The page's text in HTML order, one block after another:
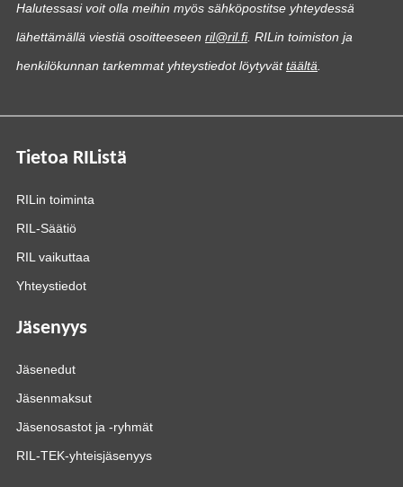
Halutessasi voit olla meihin myös sähköpostitse yhteydessä
lähettämällä viestiä osoitteeseen ril@ril.fi. RILin toimiston ja
henkilökunnan tarkemmat yhteystiedot löytyvättäältä
Tietoa RIListä
RILin toiminta
RIL-Säätiö
RIL vaikuttaa
Yhteystiedot
Jäsenyys
Jäsenedut
Jäsenmaksut
Jäsenosastot ja -ryhmät
RIL-TEK-yhteisjäsenyys